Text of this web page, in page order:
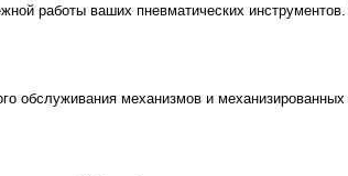
работы ваших пневматических
обслуживания механизмов и